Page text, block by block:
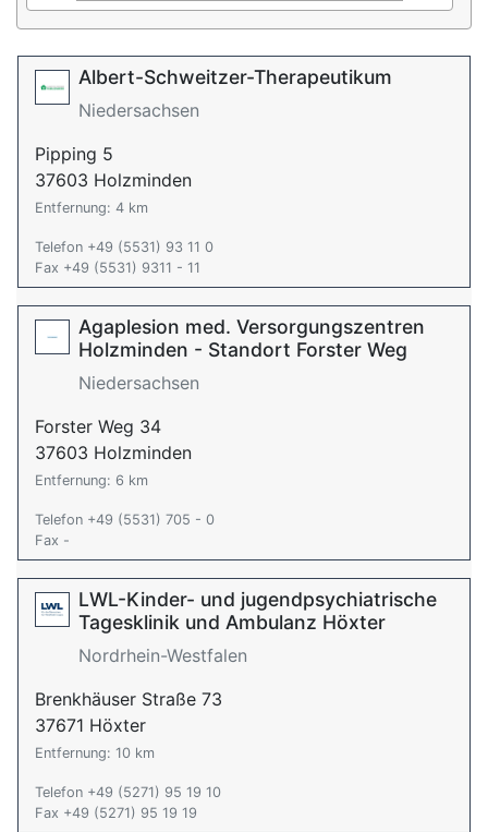
Albert-Schweitzer-Therapeutikum
Niedersachsen
Pipping 5
37603 Holzminden
Entfernung: 4 km
Telefon +49 (5531) 93 11 0
Fax +49 (5531) 9311 - 11
Agaplesion med. Versorgungszentren
Holzminden - Standort Forster Weg
Niedersachsen
Forster Weg 34
37603 Holzminden
Entfernung: 6 km
Telefon +49 (5531) 705 - 0
Fax -
LWL-Kinder- und jugendpsychiatrische
Tagesklinik und Ambulanz Höxter
Nordrhein-Westfalen
Brenkhäuser Straße 73
37671 Höxter
Entfernung: 10 km
Telefon +49 (5271) 95 19 10
Fax +49 (5271) 95 19 19